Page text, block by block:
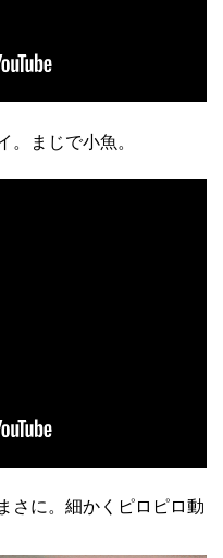
まじで小魚。
さに。細かくピロピロ動